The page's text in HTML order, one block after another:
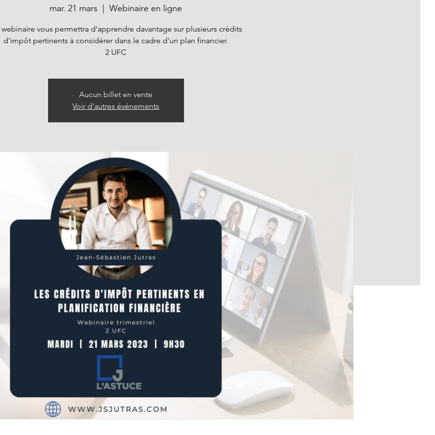
mar. 21 mars
  |
Webinaire en ligne
webinaire vous permettra d'apprendre davantage sur plusieurs crédits
d'impôt pertinents à considérer dans le cadre d'un plan financier.
2 UFC
Aucun billet en vente
Voir d'autres événements